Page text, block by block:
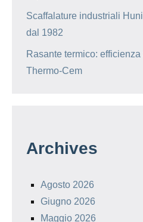
Scaffalature industriali
dal 1982
Rasante termico:
Thermo-Cem
Archives
Agosto 2026
Giugno 2026
Maggio 2026